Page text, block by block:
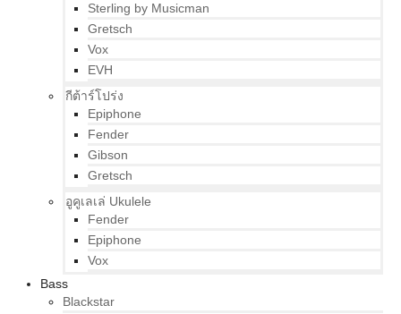
Sterling by Musicman
Gretsch
Vox
EVH
กีต้าร์โปร่ง
Epiphone
Fender
Gibson
Gretsch
อูคูเลเล่ Ukulele
Fender
Epiphone
Vox
Bass
Blackstar